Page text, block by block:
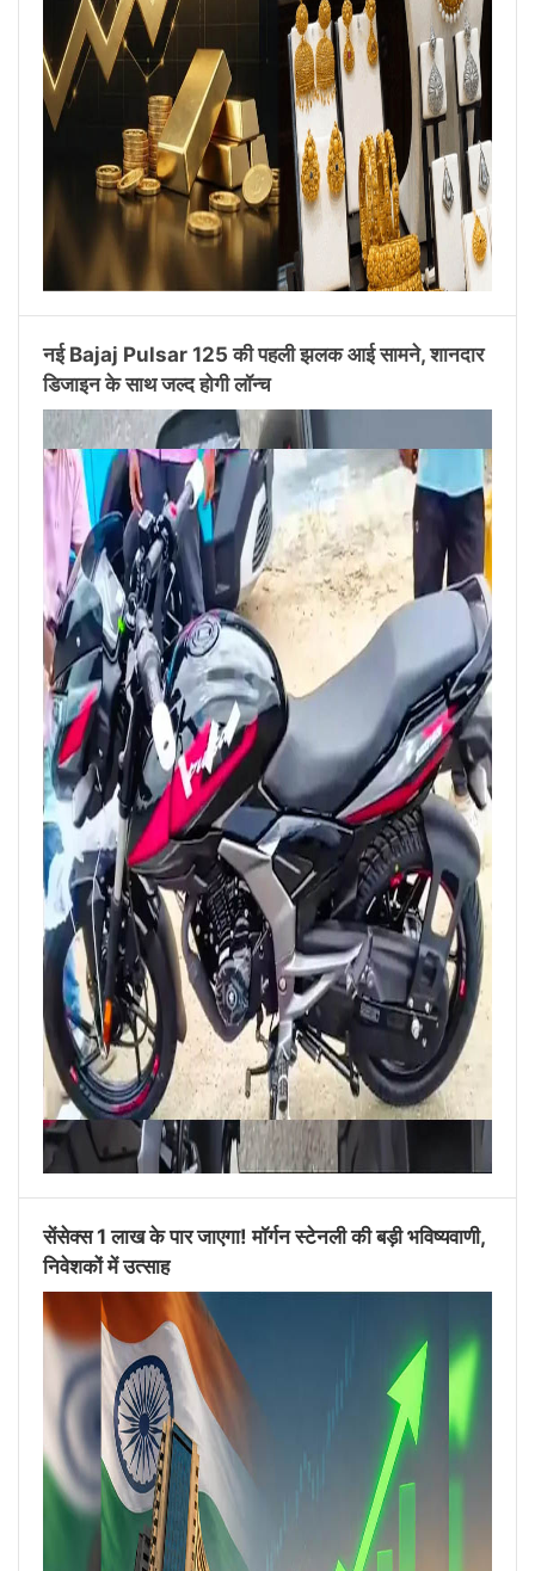
नई Bajaj Pulsar 125 की पहली झलक आई सामने, शानदार
डिजाइन के साथ जल्द होगी लॉन्च
सेंसेक्स 1 लाख के पार जाएगा! मॉर्गन स्टेनली की बड़ी भविष्यवाणी,
निवेशकों में उत्साह